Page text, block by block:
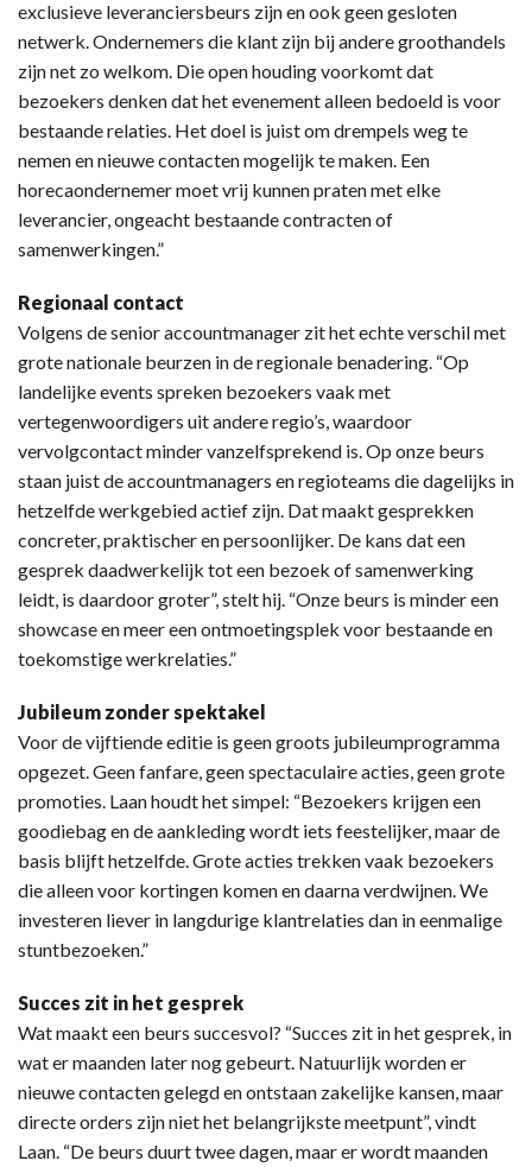
exclusieve leveranciersbeurs zijn en ook geen gesloten
netwerk. Ondernemers die klant zijn bij andere groothandels
zijn net zo welkom. Die open houding voorkomt dat
bezoekers denken dat het evenement alleen bedoeld is voor
bestaande relaties. Het doel is juist om drempels weg te
nemen en nieuwe contacten mogelijk te maken. Een
horecaondernemer moet vrij kunnen praten met elke
leverancier, ongeacht bestaande contracten of
samenwerkingen.”
Regionaal contact
Volgens de senior accountmanager zit het echte verschil met
grote nationale beurzen in de regionale benadering. “Op
landelijke events spreken bezoekers vaak met
vertegenwoordigers uit andere regio’s, waardoor
vervolgcontact minder vanzelfsprekend is. Op onze beurs
staan juist de accountmanagers en regioteams die dagelijks in
hetzelfde werkgebied actief zijn. Dat maakt gesprekken
concreter, praktischer en persoonlijker. De kans dat een
gesprek daadwerkelijk tot een bezoek of samenwerking
leidt, is daardoor groter”, stelt hij. “Onze beurs is minder een
showcase en meer een ontmoetingsplek voor bestaande en
toekomstige werkrelaties.”
Jubileum zonder spektakel
Voor de vijftiende editie is geen groots jubileumprogramma
opgezet. Geen fanfare, geen spectaculaire acties, geen grote
promoties. Laan houdt het simpel: “Bezoekers krijgen een
goodiebag en de aankleding wordt iets feestelijker, maar de
basis blijft hetzelfde. Grote acties trekken vaak bezoekers
die alleen voor kortingen komen en daarna verdwijnen. We
investeren liever in langdurige klantrelaties dan in eenmalige
stuntbezoeken.”
Succes zit in het gesprek
Wat maakt een beurs succesvol? “Succes zit in het gesprek, in
wat er maanden later nog gebeurt. Natuurlijk worden er
nieuwe contacten gelegd en ontstaan zakelijke kansen, maar
directe orders zijn niet het belangrijkste meetpunt”, vindt
Laan. “De beurs duurt twee dagen, maar er wordt maanden